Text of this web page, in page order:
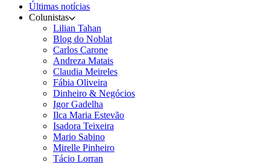
Últimas notícias
Colunistas
Lilian Tahan
Blog do Noblat
Carlos Carone
Andreza Matais
Claudia Meireles
Fábia Oliveira
Dinheiro & Negócios
Igor Gadelha
Ilca Maria Estevão
Isadora Teixeira
Mario Sabino
Mirelle Pinheiro
Tácio Lorran